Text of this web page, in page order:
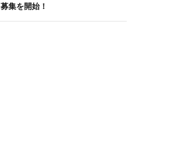
募集を開始！